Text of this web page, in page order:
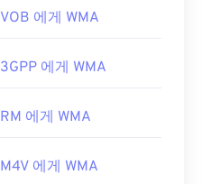
VOB 에게 WMA
3GPP 에게 WMA
RM 에게 WMA
M4V 에게 WMA